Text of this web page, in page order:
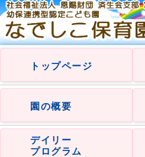
トップページ
園の概要
デイリー
プログラム